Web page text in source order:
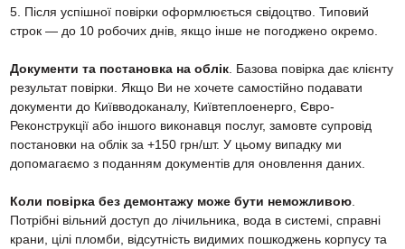
5. Після успішної повірки оформлюється свідоцтво. Типовий
строк — до 10 робочих днів, якщо інше не погоджено окремо.
Документи та постановка на облік. Базова повірка дає клієнту
результат повірки. Якщо Ви не хочете самостійно подавати
документи до Київводоканалу, Київтеплоенерго, Євро-
Реконструкції або іншого виконавця послуг, замовте супровід
постановки на облік за +150 грн/шт. У цьому випадку ми
допомагаємо з поданням документів для оновлення даних.
Коли повірка без демонтажу може бути неможливою.
Потрібні вільний доступ до лічильника, вода в системі, справні
крани, цілі пломби, відсутність видимих пошкоджень корпусу та